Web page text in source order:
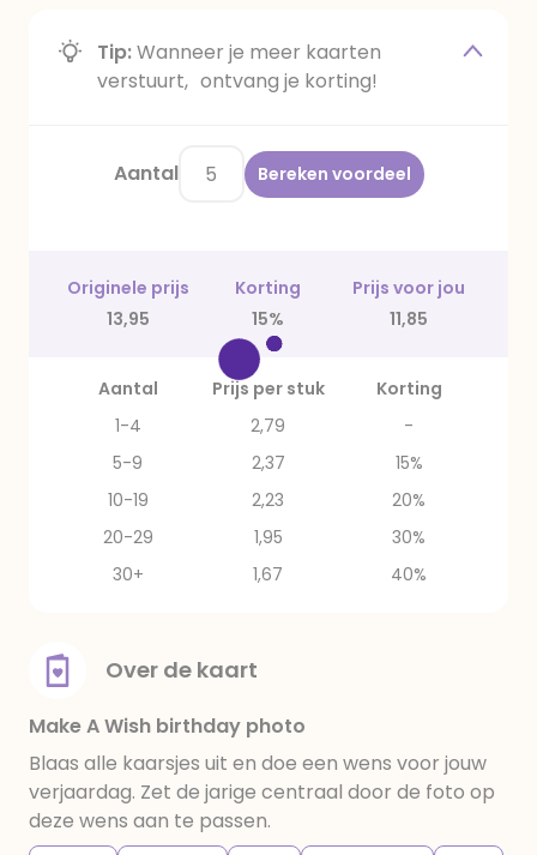
Tip:Wanneer je meer kaarten
verstuurt, ontvang je korting!
Aantal Bereken voordeel
Originele prijs Korting
Prijs voor jou
13,95
15% 11,85
Aantal Prijs per stuk
Korting
1-4
2,79
-
5-9
2,37
15%
10-19
2,23
20%
20-29
1,95
30%
30+
1,67 40%
Over de kaart
Make A Wish birthday photo
Blaas alle kaarsjes uit en doe een wens voor jouw
verjaardag. Zet de jarige centraal door de foto op
deze wens aan te passen.